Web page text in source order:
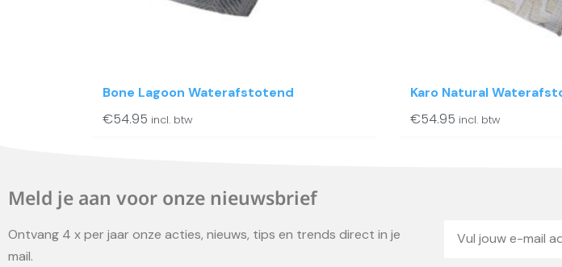
Bone Lagoon Waterafstotend
€54.95 incl. btw
Karo Natural
€54.95 incl. btw
Meld je aan voor onze nieuwsbrief
Ontvang 4 x per jaar onze acties, nieuws, tips en trends direct in je
mail.
Email